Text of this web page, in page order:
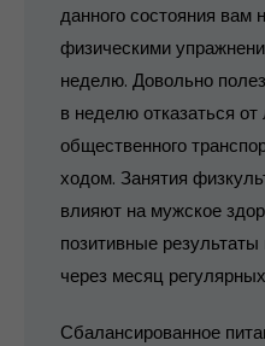
данного состояния вам
физическими
неделю. Довольно
в неделю отказаться
общественного
ходом. Занятия
влияют на мужское
позитивные
через месяц
Сбалансированное